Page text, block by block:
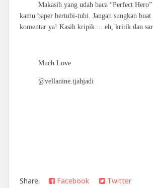
Makasih yang udah baca “Perfect
kamu baper bertubi-tubi. Jangan sungkan
komentar ya! Kasih kripik ... eh, kritik dan
Much Love
@vellanine.tjahjadi
Share: Facebook Twitter